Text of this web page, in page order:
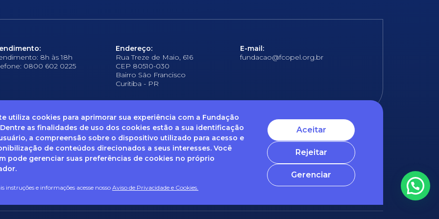
utiliza cookies para aprimorar sua experiência com a Fundação
Dentre as finalidades de uso dos cookies estão a sua identificação
a compreensão sobre o dispositivo utilizado para acesso e
de conteúdos direcionados a seus interesses. Você
pode gerenciar suas preferências de cookies no próprio
instruções e informações acesse nosso Aviso de Privacidade e Cookies.
Aceitar
Rejeitar
Gerenciar
8h às 18h
0800 602 0225
Endereço:
Rua Treze de Maio, 616
CEP 80510-030
Bairro São Francisco
Curitiba - PR
E-mail:
fundacao@fcopel.org.br
Ouvidoria Canal de Denúncias Solicitação de informações Documentos obrigatórios
dúvidas sobre Privacidade de Dados e LGPD, entre em contato com o nosso DPO (encarregado de dados)
dpo@fcopel.org.br